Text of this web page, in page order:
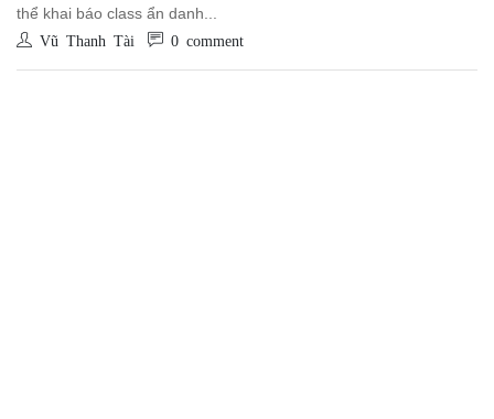
thể khai báo class ẩn danh...
Vũ Thanh Tài 0 comment